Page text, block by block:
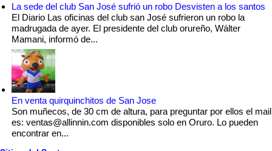
La sede del club San José sufrió un robo Desvisten a los santos
El Diario Las oficinas del club san José sufrieron un robo la
madrugada de ayer. El presidente del club orureño, Wálter
Mamani, informó de...
En venta quirquinchitos de San Jose
Son muñecos, de 30 cm de altura, para preguntar por ellos el mail
es: ventas@allinnin.com disponibles solo en Oruro. Lo pueden
encontrar en...